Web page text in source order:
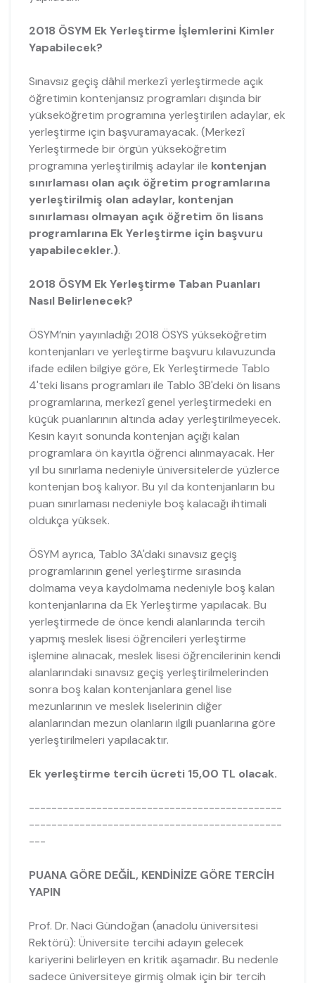
2018 ÖSYM Ek Yerleştirme İşlemlerini Kimler
Yapabilecek?
Sınavsız geçiş dâhil merkezî yerleştirmede açık
öğretimin kontenjansız programları dışında bir
yükseköğretim programına yerleştirilen adaylar, ek
yerleştirme için başvuramayacak. (Merkezî
Yerleştirmede bir örgün yükseköğretim
programına yerleştirilmiş adaylar ile kontenjan
sınırlaması olan açık öğretim programlarına
yerleştirilmiş olan adaylar, kontenjan
sınırlaması olmayan açık öğretim ön lisans
programlarına Ek Yerleştirme için başvuru
yapabilecekler.).
2018 ÖSYM Ek Yerleştirme Taban Puanları
Nasıl Belirlenecek?
ÖSYM’nin yayınladığı 2018 ÖSYS yükseköğretim
kontenjanları ve yerleştirme başvuru kılavuzunda
ifade edilen bilgiye göre, Ek Yerleştirmede Tablo
4'teki lisans programları ile Tablo 3B'deki ön lisans
programlarına, merkezî genel yerleştirmedeki en
küçük puanlarının altında aday yerleştirilmeyecek.
Kesin kayıt sonunda kontenjan açığı kalan
programlara ön kayıtla öğrenci alınmayacak. Her
yıl bu sınırlama nedeniyle üniversitelerde yüzlerce
kontenjan boş kalıyor. Bu yıl da kontenjanların bu
puan sınırlaması nedeniyle boş kalacağı ihtimali
oldukça yüksek.
ÖSYM ayrıca, Tablo 3A'daki sınavsız geçiş
programlarının genel yerleştirme sırasında
dolmama veya kaydolmama nedeniyle boş kalan
kontenjanlarına da Ek Yerleştirme yapılacak. Bu
yerleştirmede de önce kendi alanlarında tercih
yapmış meslek lisesi öğrencileri yerleştirme
işlemine alınacak, meslek lisesi öğrencilerinin kendi
alanlarındaki sınavsız geçiş yerleştirilmelerinden
sonra boş kalan kontenjanlara genel lise
mezunlarının ve meslek liselerinin diğer
alanlarından mezun olanların ilgili puanlarına göre
yerleştirilmeleri yapılacaktır.
Ek yerleştirme tercih ücreti 15,00 TL olacak.
---------------------------------------------
---------------------------------------------
---
PUANA GÖRE DEĞİL, KENDİNİZE GÖRE TERCİH
YAPIN
Prof. Dr. Naci Gündoğan (anadolu üniversitesi
Rektörü): Üniversite tercihi adayın gelecek
kariyerini belirleyen en kritik aşamadır. Bu nedenle
sadece üniversiteye girmiş olmak için bir tercih